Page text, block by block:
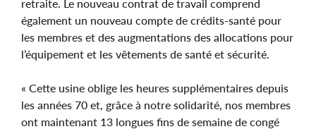
retraite. Le nouveau contrat de travail comprend
également un nouveau compte de crédits-santé pour
les membres et des augmentations des allocations pour
l’équipement et les vêtements de santé et sécurité.
« Cette usine oblige les heures supplémentaires depuis
les années 70 et, grâce à notre solidarité, nos membres
ont maintenant 13 longues fins de semaine de congé